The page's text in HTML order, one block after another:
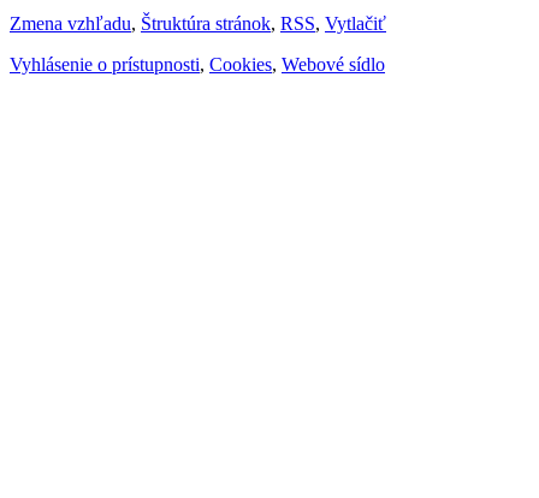
Zmena vzhľadu, Štruktúra stránok, RSS, Vytlačiť
Vyhlásenie o prístupnosti, Cookies, Webové sídlo